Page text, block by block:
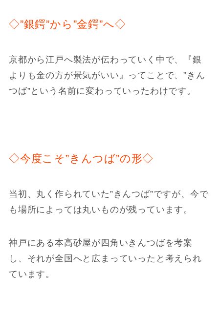
◇”銀鍔”から”金鍔”へ◇
京都から江戸へ製法が伝わっていく中で、『銀
よりも金の方が景気がいい』ってことで、”きん
つば”という名前に変わっていったわけです。
◇今度こそ”きんつば”の形◇
当初、丸く作られていた”きんつば”ですが、今で
も場所によっては丸いものが残っています。
神戸にある本高砂屋が四角いきんつばを考案
し、それが全国へと広まっていったと考えられ
ています。